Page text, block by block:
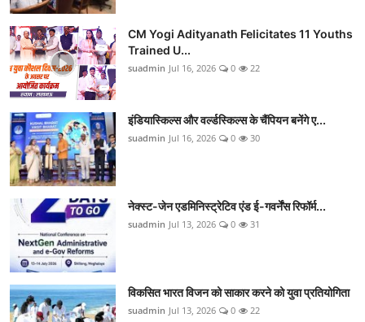
CM Yogi Adityanath Felicitates 11 Youths
Trained U...
suadmin Jul 16, 2026 0 22
इंडियास्किल्स और वर्ल्डस्किल्स के चैंपियन बनेंगे ए...
suadmin Jul 16, 2026 0 30
नेक्स्ट-जेन एडमिनिस्ट्रेटिव एंड ई-गवर्नेंस रिफॉर्म...
suadmin Jul 13, 2026 0 31
विकसित भारत विजन को साकार करने को युवा प्रतियोगिता
suadmin Jul 13, 2026 0 22